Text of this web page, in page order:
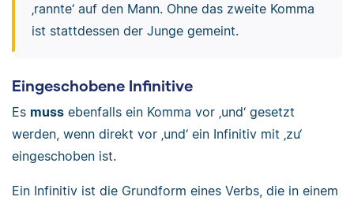
‚rannte‘ auf den Mann. Ohne das zweite Komma
ist stattdessen der Junge gemeint.
Eingeschobene Infinitive
Es muss ebenfalls ein Komma vor ‚und‘ gesetzt
werden, wenn direkt vor ‚und‘ ein Infinitiv mit ‚zu‘
eingeschoben ist.
Ein Infinitiv ist die Grundform eines Verbs, die in einem